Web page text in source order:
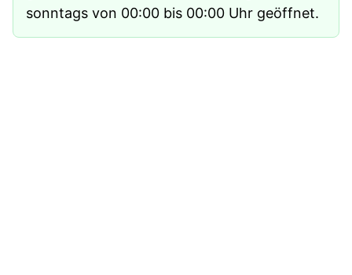
sonntags von 00:00 bis 00:00 Uhr geöffnet.